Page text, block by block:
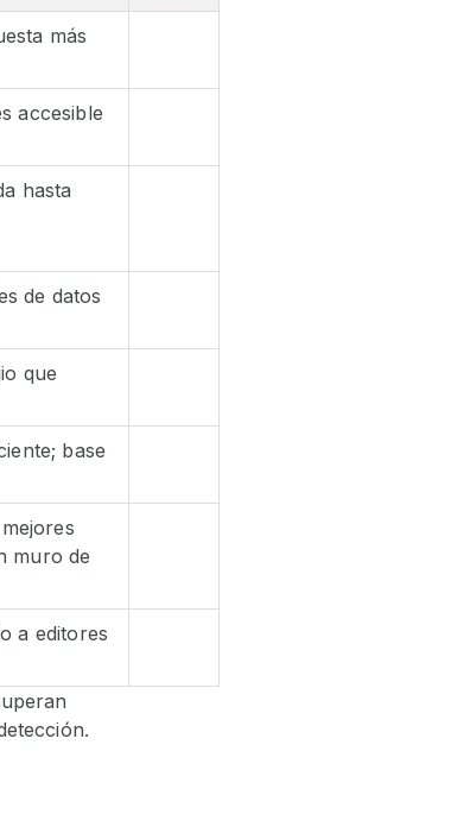
más
accesible
hasta
de datos
que
base
muro de
a editores